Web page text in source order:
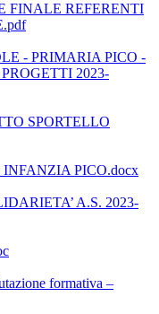
FINALE REFERENTI
- PRIMARIA PICO -
2023-
SPORTELLO
PICO.docx
A.S. 2023-
formativa –